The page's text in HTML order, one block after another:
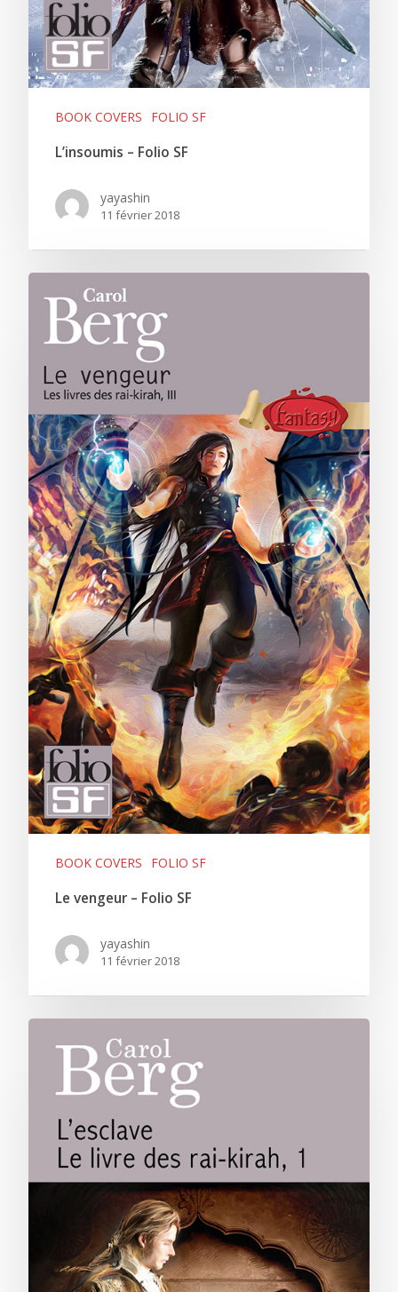
BOOK COVERS FOLIO SF
L’insoumis – Folio SF
yayashin
11 février 2018
BOOK COVERS FOLIO SF
Le vengeur – Folio SF
yayashin
11 février 2018